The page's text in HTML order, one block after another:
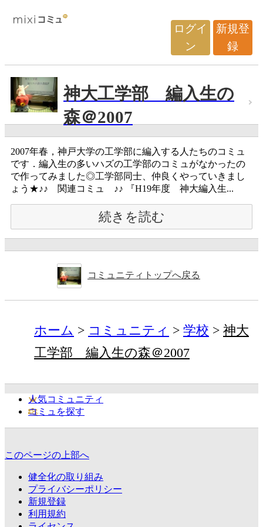
ログイ
ン
新規登
録
神大工学部 編入生の
森＠2007
2007年春，神戸大学の工学部に編入する人たちのコミュ
です．編入生の多いハズの工学部のコミュがなかったの
で作ってみました◎工学部同士、仲良くやっていきまし
ょう★♪♪ 関連コミュ ♪♪ 『H19年度 神大編入生...
続きを読む
コミュニティトップへ戻る
ホーム コミュニティ 学校
神大
工学部 編入生の森＠2007
人気コミュニティ
コミュを探す
このページの上部へ
健全化の取り組み
プライバシーポリシー
新規登録
利用規約